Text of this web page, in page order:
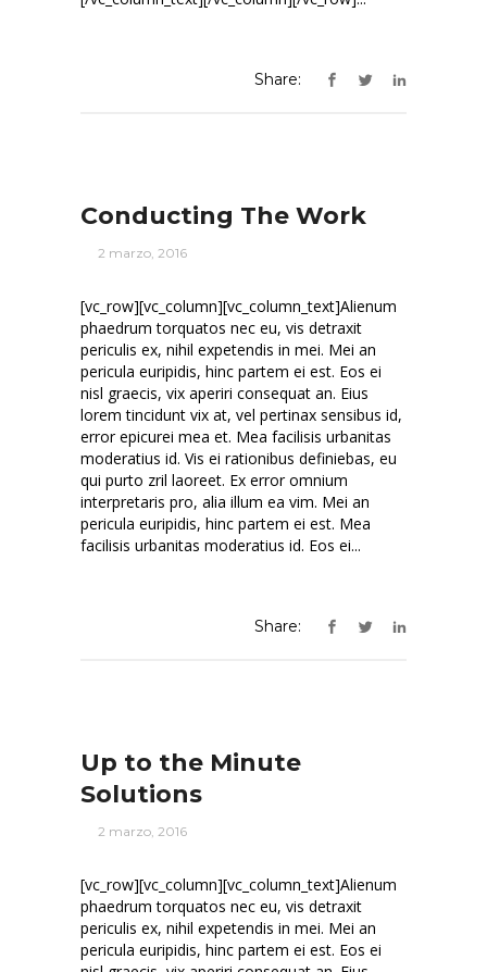
Share:
Conducting The Work
2 marzo, 2016
[vc_row][vc_column][vc_column_text]Alienum
phaedrum torquatos nec eu, vis detraxit
periculis ex, nihil expetendis in mei. Mei an
pericula euripidis, hinc partem ei est. Eos ei
nisl graecis, vix aperiri consequat an. Eius
lorem tincidunt vix at, vel pertinax sensibus id,
error epicurei mea et. Mea facilisis urbanitas
moderatius id. Vis ei rationibus definiebas, eu
qui purto zril laoreet. Ex error omnium
interpretaris pro, alia illum ea vim. Mei an
pericula euripidis, hinc partem ei est. Mea
facilisis urbanitas moderatius id. Eos ei...
Share:
Up to the Minute
Solutions
2 marzo, 2016
[vc_row][vc_column][vc_column_text]Alienum
phaedrum torquatos nec eu, vis detraxit
periculis ex, nihil expetendis in mei. Mei an
pericula euripidis, hinc partem ei est. Eos ei